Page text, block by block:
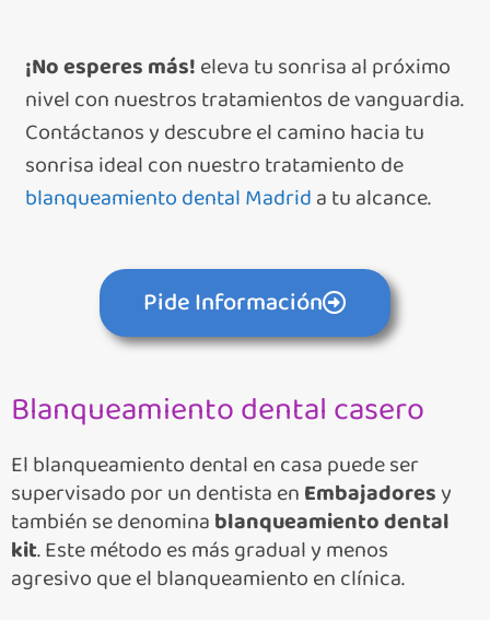
¡No esperes más!eleva tu sonrisa al próximo
nivel con nuestros tratamientos de vanguardia.
Contáctanos y descubre el camino hacia tu
sonrisa ideal con nuestro tratamiento de
blanqueamiento dental Madrida tu alcance.
Pide Información
Blanqueamiento dental casero
El blanqueamiento dental en casa puede ser
supervisado por un dentista enEmbajadoresy
también se denominablanqueamiento dental
kit. Este método es más gradual y menos
agresivo que el blanqueamiento en clínica.